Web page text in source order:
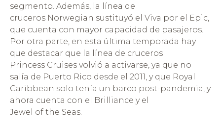
segmento. Además, la línea de
cruceros Norwegian sustituyó el Viva por el Epic,
que cuenta con mayor capacidad de pasajeros.
Por otra parte, en esta última temporada hay
que destacar que la línea de cruceros
Princess Cruises volvió a activarse, ya que no
salía de Puerto Rico desde el 2011, y que Royal
Caribbean solo tenía un barco post-pandemia, y
ahora cuenta con el Brilliance y el
Jewel of the Seas.